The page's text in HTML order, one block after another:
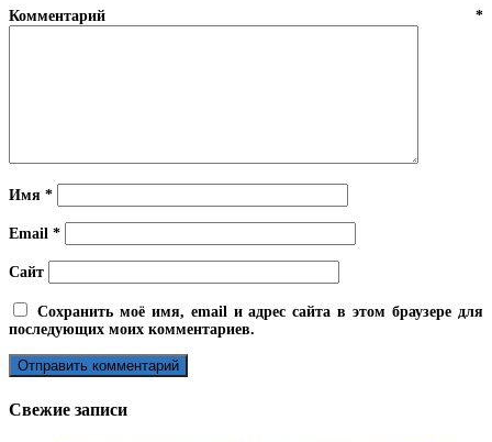
Комментарий *
Имя *
Email *
Сайт
Сохранить моё имя, email и адрес сайта в этом браузере для
последующих моих комментариев.
Свежие записи